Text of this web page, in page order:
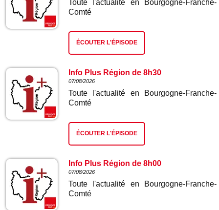
Toute l'actualité en Bourgogne-Franche-
Comté
ÉCOUTER L'ÉPISODE
Info Plus Région de 8h30
07/08/2026
Toute l'actualité en Bourgogne-Franche-
Comté
ÉCOUTER L'ÉPISODE
Info Plus Région de 8h00
07/08/2026
Toute l'actualité en Bourgogne-Franche-
Comté